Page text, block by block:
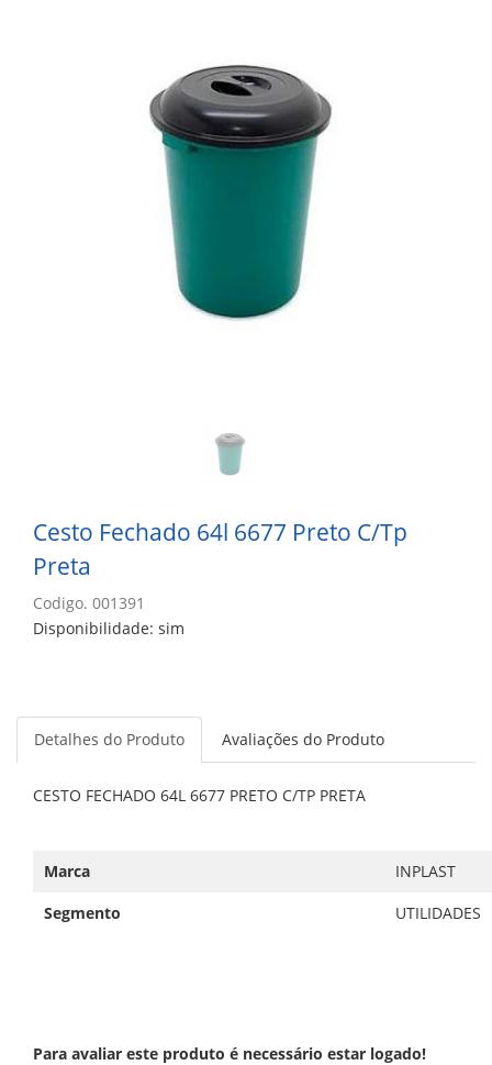
Cesto Fechado 64l 6677 Preto C/Tp
Preta
Codigo. 001391
Disponibilidade: sim
Detalhes do Produto Avaliações do Produto
CESTO FECHADO 64L 6677 PRETO C/TP PRETA
Marca
INPLAST
Segmento
UTILIDADES
Para avaliar este produto é necessário estar logado!